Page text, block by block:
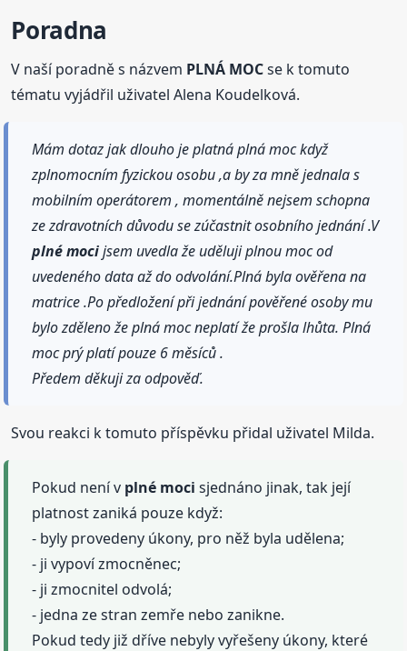
Poradna
V naší poradně s názvem PLNÁ MOCse k tomuto
tématu vyjádřil uživatel Alena Koudelková.
Mám dotaz jak dlouho je platná plná moc když
zplnomocním fyzickou osobu ,a by za mně jednala s
mobilním operátorem , momentálně nejsem schopna
ze zdravotních důvodu se zúčastnit osobního jednání .V
plné mocijsem uvedla že uděluji plnou moc od
uvedeného data až do odvolání.Plná byla ověřena na
matrice .Po předložení při jednání pověřené osoby mu
bylo zděleno že plná moc neplatí že prošla lhůta. Plná
moc prý platí pouze 6 měsíců .
Předem děkuji za odpověď.
Svou reakci k tomuto příspěvku přidal uživatel Milda.
Pokud není v plné moci sjednáno jinak, tak její
platnost zaniká pouze když:
- byly provedeny úkony, pro něž byla udělena;
- ji vypoví zmocněnec;
- ji zmocnitel odvolá;
- jedna ze stran zemře nebo zanikne.
Pokud tedy již dříve nebyly vyřešeny úkony, které